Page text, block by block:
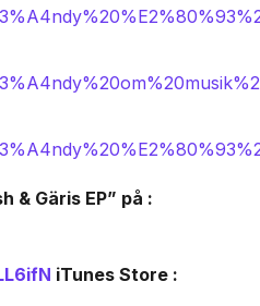
& Gäris EP” på :
iTunes Store :